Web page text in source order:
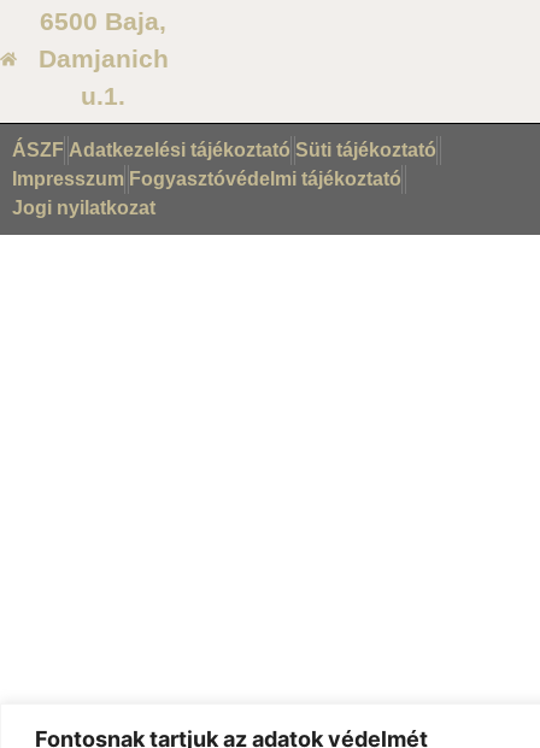
Fontosnak tartjuk az adatok védelmét
6500 Baja,
Damjanich
u.1.
ÁSZF Adatkezelési tájékoztató Süti tájékoztató
Impresszum Fogyasztóvédelmi tájékoztató
Jogi nyilatkozat